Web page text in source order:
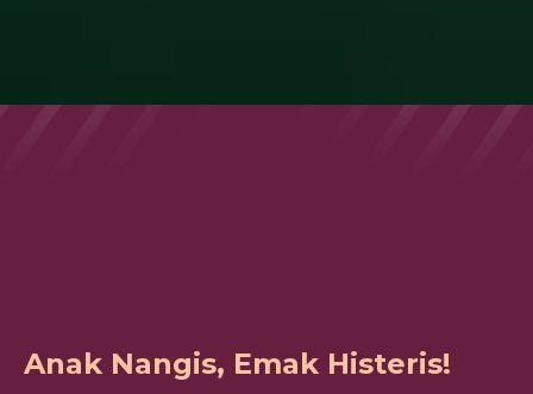
Anak Nangis, Emak Histeris!